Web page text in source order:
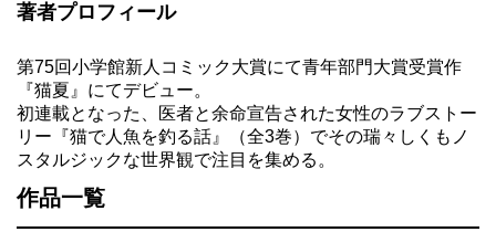
著者プロフィール
第75回小学館新人コミック大賞にて青年部門大賞受賞作
『猫夏』にてデビュー。
初連載となった、医者と余命宣告された女性のラブストー
リー『猫で人魚を釣る話』（全3巻）でその瑞々しくもノ
スタルジックな世界観で注目を集める。
作品一覧